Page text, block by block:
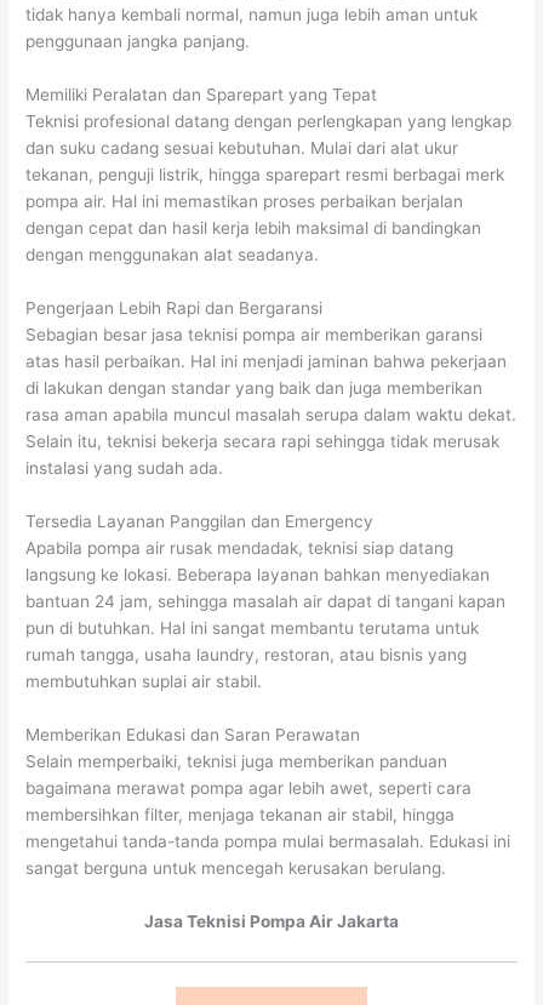
tidak hanya kembali normal, namun juga lebih aman untuk
penggunaan jangka panjang.
Memiliki Peralatan dan Sparepart yang Tepat
Teknisi profesional datang dengan perlengkapan yang lengkap
dan suku cadang sesuai kebutuhan. Mulai dari alat ukur
tekanan, penguji listrik, hingga sparepart resmi berbagai merk
pompa air. Hal ini memastikan proses perbaikan berjalan
dengan cepat dan hasil kerja lebih maksimal di bandingkan
dengan menggunakan alat seadanya.
Pengerjaan Lebih Rapi dan Bergaransi
Sebagian besar jasa teknisi pompa air memberikan garansi
atas hasil perbaikan. Hal ini menjadi jaminan bahwa pekerjaan
di lakukan dengan standar yang baik dan juga memberikan
rasa aman apabila muncul masalah serupa dalam waktu dekat.
Selain itu, teknisi bekerja secara rapi sehingga tidak merusak
instalasi yang sudah ada.
Tersedia Layanan Panggilan dan Emergency
Apabila pompa air rusak mendadak, teknisi siap datang
langsung ke lokasi. Beberapa layanan bahkan menyediakan
bantuan 24 jam, sehingga masalah air dapat di tangani kapan
pun di butuhkan. Hal ini sangat membantu terutama untuk
rumah tangga, usaha laundry, restoran, atau bisnis yang
membutuhkan suplai air stabil.
Memberikan Edukasi dan Saran Perawatan
Selain memperbaiki, teknisi juga memberikan panduan
bagaimana merawat pompa agar lebih awet, seperti cara
membersihkan filter, menjaga tekanan air stabil, hingga
mengetahui tanda-tanda pompa mulai bermasalah. Edukasi ini
sangat berguna untuk mencegah kerusakan berulang.
Jasa Teknisi Pompa Air Jakarta